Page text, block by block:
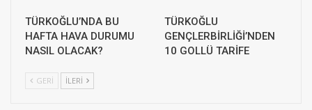
TÜRKOĞLU’NDA BU
HAFTA HAVA DURUMU
NASIL OLACAK?
TÜRKOĞLU
GENÇLERBİRLİĞİ’NDEN
10 GOLLÜ TARİFE
GERI İLERI